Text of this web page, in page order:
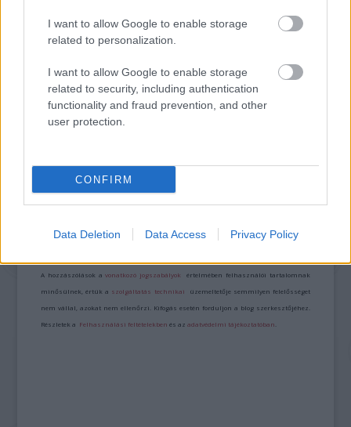
I want to allow Google to enable storage
related to personalization.
I want to allow Google to enable storage
related to security, including authentication
functionality and fraud prevention, and other
user protection.
CONFIRM
Data Deletion Data Access Privacy Policy
A bejegyzés trackback címe:
https://kulturpart.hu/api/trackback/id/18103766
A hozzászólások avonatkozó jogszabályok értelmében felhasználói tartalomnak
minősülnek, értük a szolgáltatás technikai üzemeltetője semmilyen felelősséget
nem vállal, azokat nem ellenőrzi. Kifogás esetén forduljon a blog szerkesztőjéhez.
Részletek a Felhasználási feltételekben és azadatvédelmi tájékoztatóban